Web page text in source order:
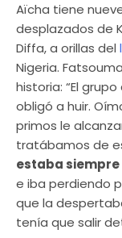
Aïcha tiene
desplazados de
Diffa, a orillas del
Nigeria.
historia: “El
obligó a huir.
primos le
tratábamos de
estaba
e iba perdiendo
que la
tenía que salir